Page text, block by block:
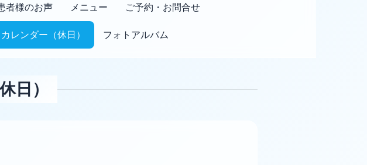
者様のお声 メニュー ご予約・お問合せ
カレンダー（休日） フォトアルバム
日）